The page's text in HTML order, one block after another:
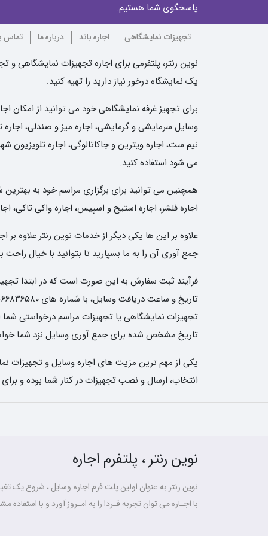
پاسخگوی شما هستیم.
تجهیزات نمایشگاهی اجاره باند درباره ما تماس
نوین رنتر، پلتفرمی برای اجاره تجهیزات نمایشگاهی
یک نمایشگاه درخور نیاز دارید را تهیه کنید.
برای تجهیز غرفه نمایشگاهی خود می توانید از امکان
وسایل سرمایشی و گرمایشی، اجاره میز و صندلی، اجاره
نیم ست، اجاره ویترین و جاکاتالوگی، اجاره تلویزیون
می شود استفاده کنید.
همچنین می توانید برای برگزاری مراسم خود به بهترین
اجاره فلشر، اجاره استیج و اسپیس، اجاره واکی تاکی،
علاوه بر این ها یکی دیگر از خدمات نوین رنتر علاوه
جمع آوری آن را به ما بسپارید تا بتوانید با خیال
فرآیند ثبت سفارش به این صورت است که در ابتدا
تجهیزات نمایشگاهی یا تجهیزات مراسم درخواستی شما
تاریخ مشخص شده برای جمع آوری وسایل نزد شما
یکی از مهم ترین مزیت های اجاره وسایل و تجهیزات
انتخاب، ارسال و نصب تجهیزات در کنار شما بوده و
نوین رنتر ، پلتفرم اجاره
نوین رنتر به عنوان اولین پلت فرم اجاره وسایل ، شروع یک
با اجـاره می توان تجربه فـردا را به امـروز آورد و با استفاده